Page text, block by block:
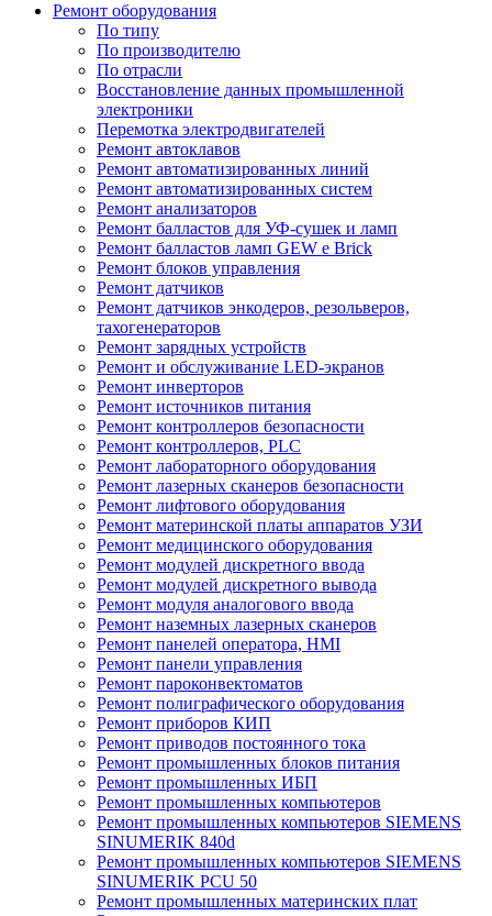
Ремонт оборудования
По типу
По производителю
По отрасли
Восстановление данных промышленной
электроники
Перемотка электродвигателей
Ремонт автоклавов
Ремонт автоматизированных линий
Ремонт автоматизированных систем
Ремонт анализаторов
Ремонт балластов для УФ-сушек и ламп
Ремонт балластов ламп GEW e Brick
Ремонт блоков управления
Ремонт датчиков
Ремонт датчиков энкодеров, резольверов,
тахогенераторов
Ремонт зарядных устройств
Ремонт и обслуживание LED-экранов
Ремонт инверторов
Ремонт источников питания
Ремонт контроллеров безопасности
Ремонт контроллеров, PLC
Ремонт лабораторного оборудования
Ремонт лазерных сканеров безопасности
Ремонт лифтового оборудования
Ремонт материнской платы аппаратов УЗИ
Ремонт медицинского оборудования
Ремонт модулей дискретного ввода
Ремонт модулей дискретного вывода
Ремонт модуля аналогового ввода
Ремонт наземных лазерных сканеров
Ремонт панелей оператора, HMI
Ремонт панели управления
Ремонт пароконвектоматов
Ремонт полиграфического оборудования
Ремонт приборов КИП
Ремонт приводов постоянного тока
Ремонт промышленных блоков питания
Ремонт промышленных ИБП
Ремонт промышленных компьютеров
Ремонт промышленных компьютеров SIEMENS
SINUMERIK 840d
Ремонт промышленных компьютеров SIEMENS
SINUMERIK PCU 50
Ремонт промышленных материнских плат